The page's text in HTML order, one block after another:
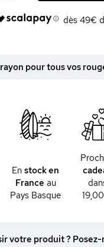
dès 49€
pour tous vos
Enstock en
France au
Pays Basque
votre produit ?